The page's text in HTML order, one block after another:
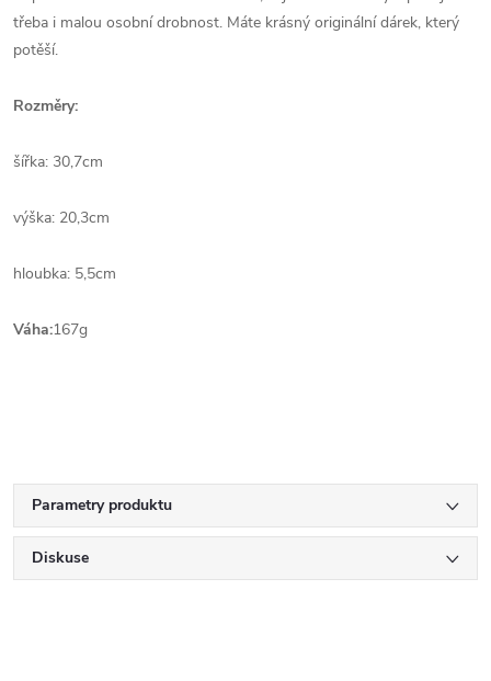
třeba i malou osobní drobnost. Máte krásný originální dárek, který
potěší.
Rozměry:
šířka: 30,7cm
výška: 20,3cm
hloubka: 5,5cm
Váha:167g
Parametry produktu
Diskuse